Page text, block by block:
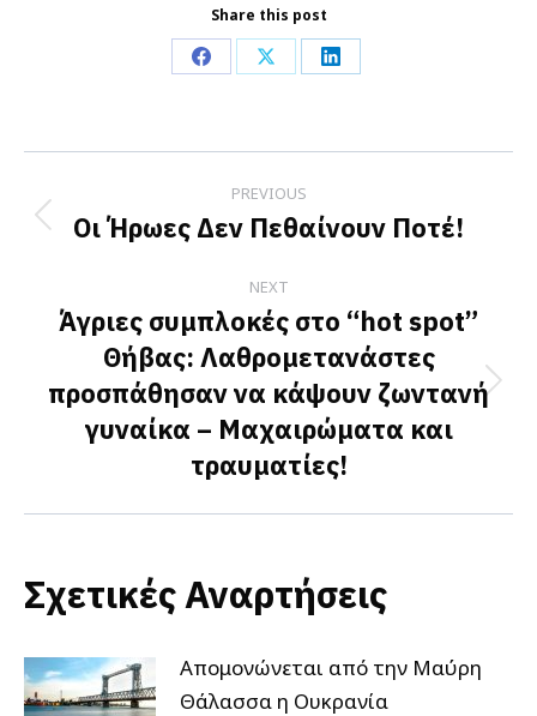
Share this post
Share
Facebook
Share
X
Share
LinkedIn
navigation
PREVIOUS
Previous
Οι Ήρωες Δεν Πεθαίνουν Ποτέ!
NEXT
Next
post:
Άγριες συμπλοκές στο “hot spot”
Θήβας: Λαθρομετανάστες
προσπάθησαν να κάψουν ζωντανή
γυναίκα – Μαχαιρώματα και
τραυματίες!
Σχετικές Αναρτήσεις
Απομονώνεται από την Μαύρη
Θάλασσα η Ουκρανία